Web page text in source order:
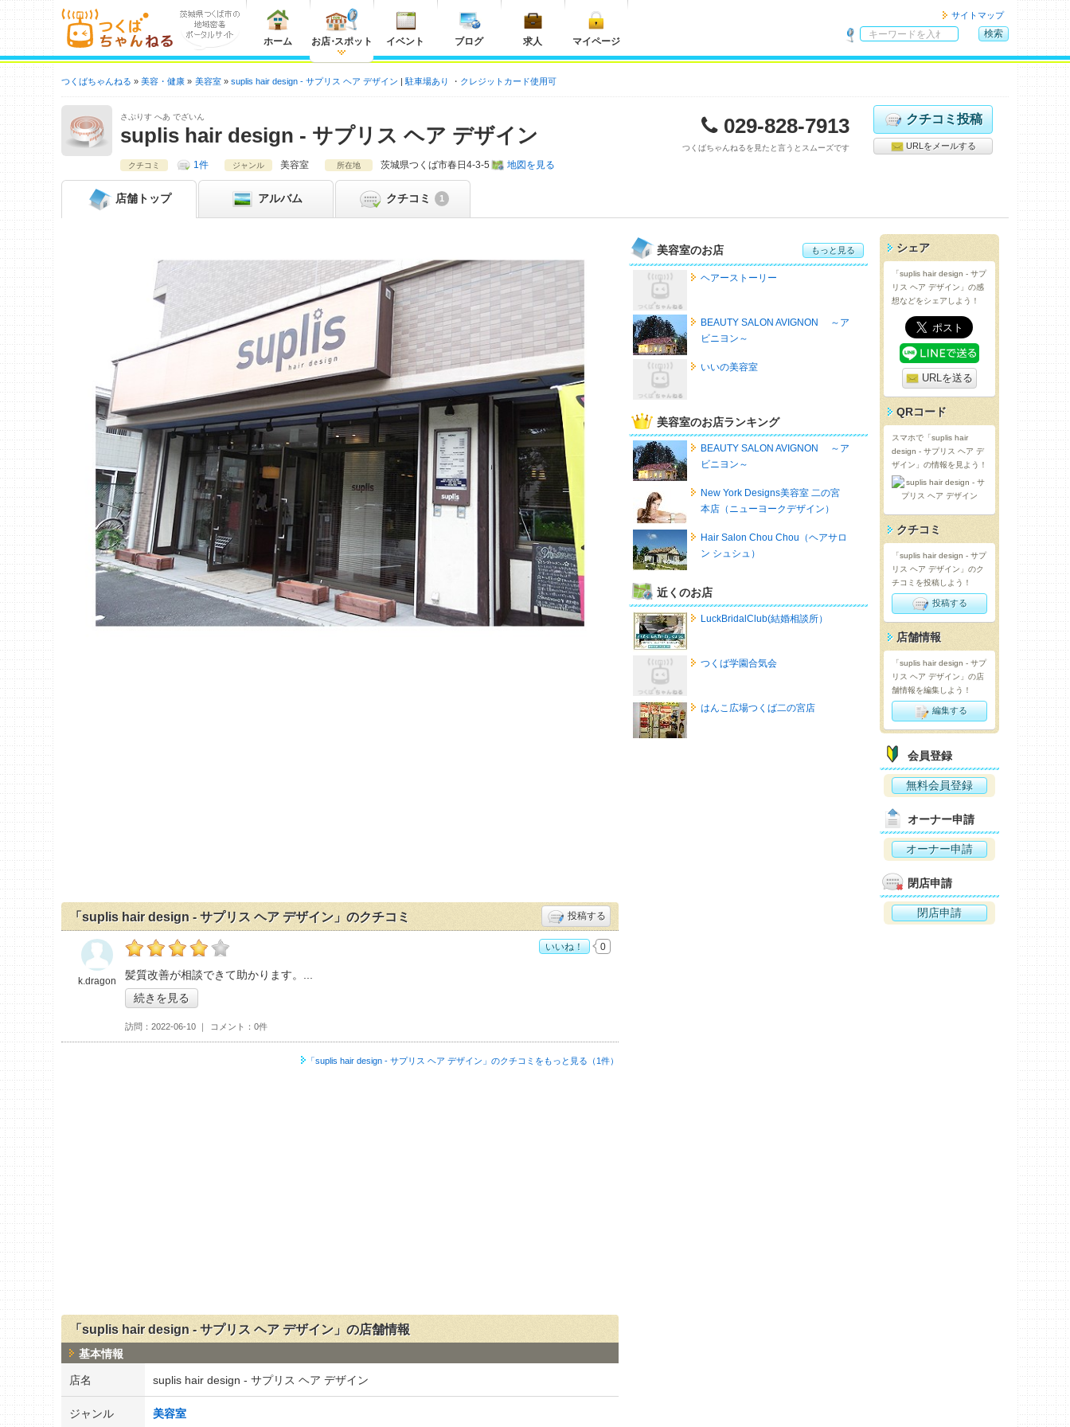
ホーム お店・スポット イベント ブログ 求人 マイページ
サイトマップ
内
索
検索
つくばちゃんねる 美容・健康 美容室 suplis hair design - サプリス ヘア デザイン 駐車場あり クレジットカード使用可
さぷりす へあ でざいん
suplis hair design - サプリス ヘア デザイン 029-828-7913
つくばちゃんねるを見たと言うとスムーズです
クチコミ投稿
URLをメールする
クチコミ 1件 ジャンル 美容室 所在地 茨城県つくば市春日4-3-5 地図を見る
店舗 トップ アルバム クチコミ 1
「suplis hair design - サプリス ヘア デザイン」のクチコミ 投稿する
の「suplis hair design - サプリス ヘア デザイン」おすすめ度：
髪質改善が相談できて助かります。
続きを見る
訪問 2022-06-10 コメント 0件
k.dragon
いいね！ 0
「suplis hair design - サプリス ヘア デザイン」のクチコミをもっと見る（1件）
「suplis hair design - サプリス ヘア デザイン」の店舗情報
基本情報
店名 suplis hair design - サプリス ヘア デザイン
ジャンル 美容室
美容室のお店 もっと見る
ヘアーストーリー
BEAUTY SALON AVIGNON ～ア
ビニヨン～
いいの美容室
美容室のお店ランキング
BEAUTY SALON AVIGNON ～ア
ビニヨン～
New York Designs美容室 二の宮
本店（ニューヨークデザイン）
Hair Salon Chou Chou（ヘアサロ
ン シュシュ）
近くのお店
LuckBridalClub(結婚相談所）
つくば学園合気会
はんこ広場つくば二の宮店
シェア
「suplis hair design - サプ
リス ヘア デザイン」の感
想などをシェアしよう！
URLを送る
QRコード
スマホで「suplis hair
design - サプリス ヘア デ
ザイン」の情報を見よう！
クチコミ
「suplis hair design - サプ
リス ヘア デザイン」のク
チコミを投稿しよう！
投稿する
店舗情報
「suplis hair design - サプ
リス ヘア デザイン」の店
舗情報を編集しよう！
編集する
会員登録
無料会員登録
オーナー申請
オーナー申請
閉店申請
閉店申請